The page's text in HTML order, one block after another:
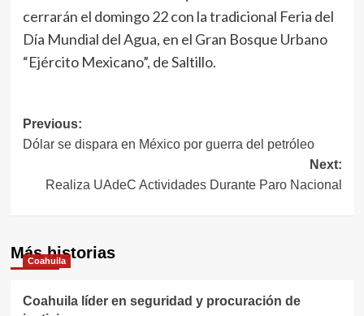
cerrarán el domingo 22 con la tradicional Feria del
Día Mundial del Agua, en el Gran Bosque Urbano
“Ejército Mexicano”, de Saltillo.
Navegación
de
entradas
Previous:
Dólar se dispara en México por guerra del petróleo
Next:
Realiza UAdeC Actividades Durante Paro Nacional
Más historias
Coahuila
Coahuila líder en seguridad y procuración de